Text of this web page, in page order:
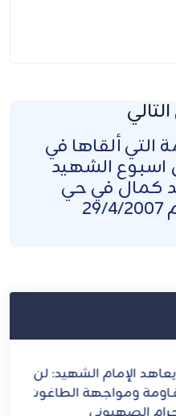
التي ألقاها في
اسبوع الشهيد
كمال في حي
الإمام الشهيد: لن
ومواجهة الطاغوت